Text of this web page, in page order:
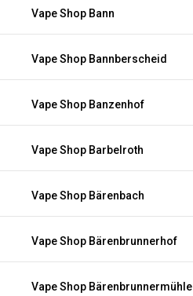
Vape Shop Bann
Vape Shop Bannberscheid
Vape Shop Banzenhof
Vape Shop Barbelroth
Vape Shop Bärenbach
Vape Shop Bärenbrunnerhof
Vape Shop Bärenbrunnermühle